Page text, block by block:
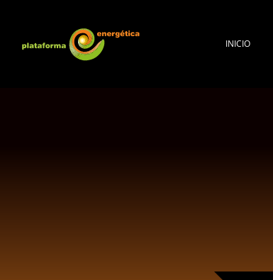
INICIO